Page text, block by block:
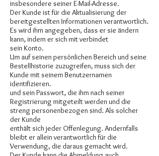
insbesondere seiner E-Mail-Adresse.
Der Kunde ist für die Aktualisierung der
bereitgestellten Informationen verantwortlich.
Es wird ihm angegeben, dass er sie ändern
kann, indem er sich mit verbindet
sein Konto.
Um auf seinen persönlichen Bereich und seine
Bestellhistorie zuzugreifen, muss sich der
Kunde mit seinem Benutzernamen
identifizieren.
und sein Passwort, die ihm nach seiner
Registrierung mitgeteilt werden und die
streng personenbezogen sind. Als solcher
der Kunde
enthält sich jeder Offenlegung. Andernfalls
bleibt er allein verantwortlich für die
Verwendung, die daraus gemacht wird.